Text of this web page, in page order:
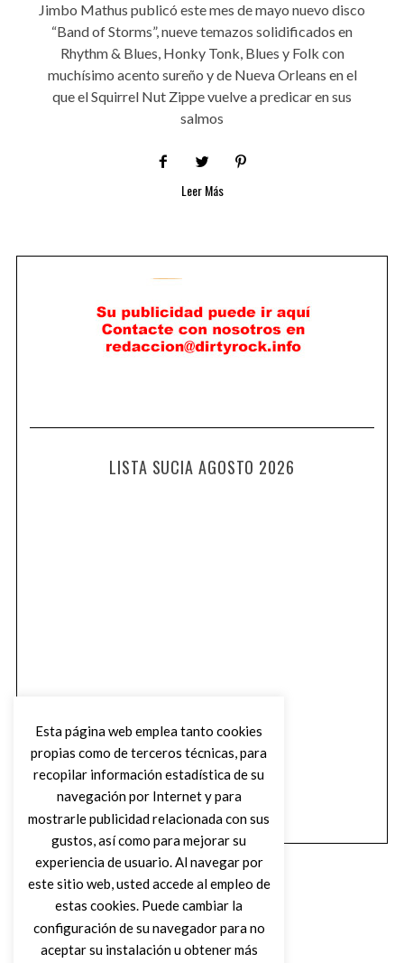
Jimbo Mathus publicó este mes de mayo nuevo disco
“Band of Storms”, nueve temazos solidificados en
Rhythm & Blues, Honky Tonk, Blues y Folk con
muchísimo acento sureño y de Nueva Orleans en el
que el Squirrel Nut Zippe vuelve a predicar en sus
salmos
Leer Más
LISTA SUCIA AGOSTO 2026
Esta página web emplea tanto cookies
propias como de terceros técnicas, para
recopilar información estadística de su
navegación por Internet y para
mostrarle publicidad relacionada con sus
gustos, así como para mejorar su
experiencia de usuario. Al navegar por
este sitio web, usted accede al empleo de
estas cookies. Puede cambiar la
configuración de su navegador para no
aceptar su instalación u obtener más